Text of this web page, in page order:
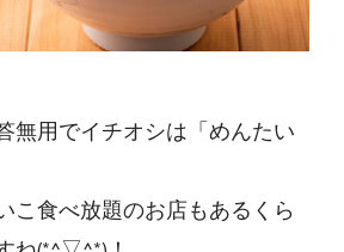
無用でイチオシは「めんたい
こ食べ放題のお店もあるくら